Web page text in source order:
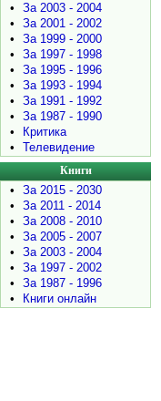
•
За 2003 - 2004
•
За 2001 - 2002
•
За 1999 - 2000
•
За 1997 - 1998
•
За 1995 - 1996
•
За 1993 - 1994
•
За 1991 - 1992
•
За 1987 - 1990
•
Критика
•
Телевидение
Книги
•
За 2015 - 2030
•
За 2011 - 2014
•
За 2008 - 2010
•
За 2005 - 2007
•
За 2003 - 2004
•
За 1997 - 2002
•
За 1987 - 1996
•
Книги онлайн